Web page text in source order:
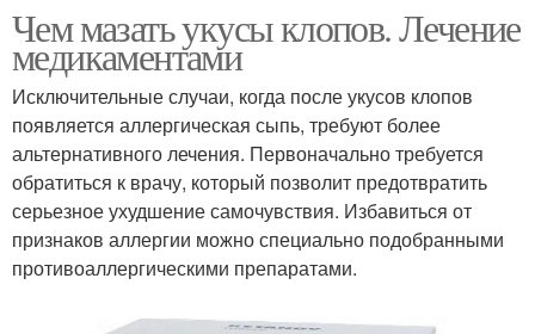
Чем мазать укусы клопов. Лечение
медикаментами
Исключительные случаи, когда после укусов клопов
появляется аллергическая сыпь, требуют более
альтернативного лечения. Первоначально требуется
обратиться к врачу, который позволит предотвратить
серьезное ухудшение самочувствия. Избавиться от
признаков аллергии можно специально подобранными
противоаллергическими препаратами.